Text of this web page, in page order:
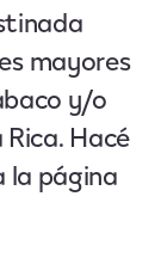
mayores
y/o
Hacé
la página